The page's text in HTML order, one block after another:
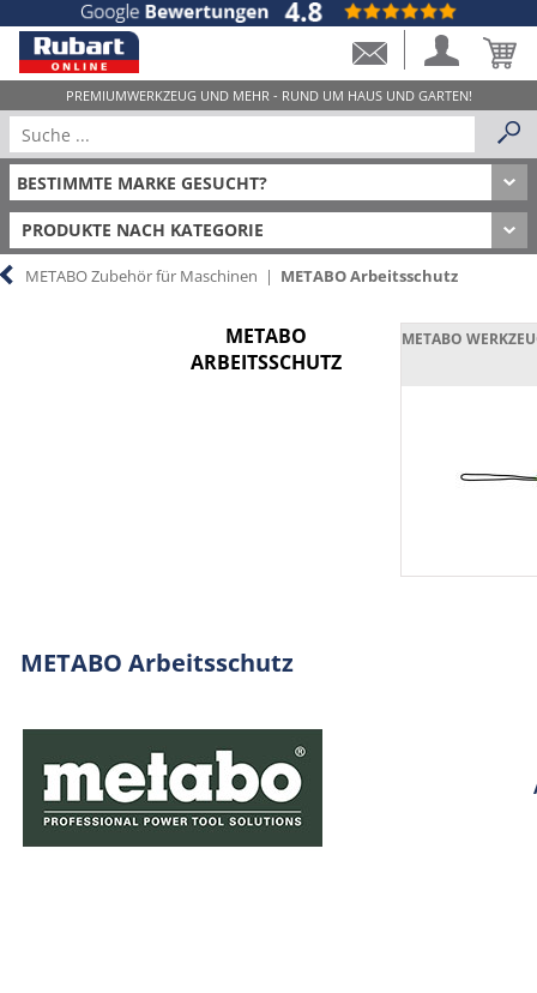
PRODUKTE NACH KATEGORIE
METABO Zubehör für Maschinen | METABO Arbeitsschutz
METABO
ARBEITSSCHUTZ
METABO
METABO Arbeitsschutz